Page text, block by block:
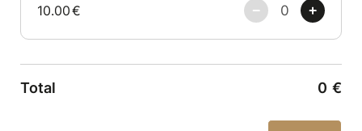
10.00€
Total 0 €